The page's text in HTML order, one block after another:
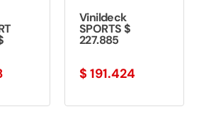
Vinildeck
SPORTS $
227.885
$ 191.424